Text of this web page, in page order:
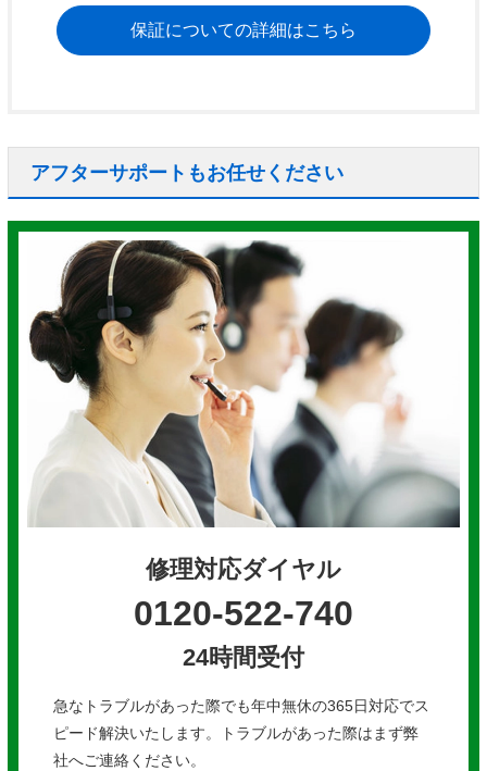
保証についての詳細はこちら
アフターサポートもお任せください
修理対応ダイヤル
0120-522-740
24時間受付
急なトラブルがあった際でも年中無休の365日対応でス
ピード解決いたします。トラブルがあった際はまず弊
社へご連絡ください。